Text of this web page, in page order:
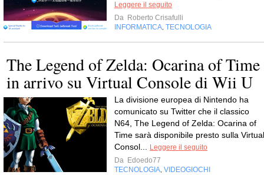
Leggere il seguito
Da Roberto Crisafulli
INFORMATICA TECNOLOGIA
The Legend of Zelda: Ocarina of Time
in arrivo su Virtual Console di Wii U
La divisione europea di Nintendo ha
comunicato su Twitter che il classico
N64, The Legend of Zelda: Ocarina of
Time sarà disponibile presto sulla Virtual
Consol...
Leggere il seguito
Da Edoedo77
TECNOLOGIA VIDEOGIOCHI